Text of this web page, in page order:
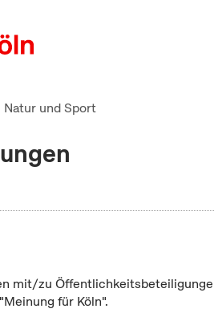
und Sport
mit/zu
für Köln".